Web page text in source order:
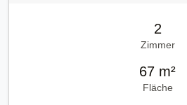
2
Zimmer
67 m²
Fläche